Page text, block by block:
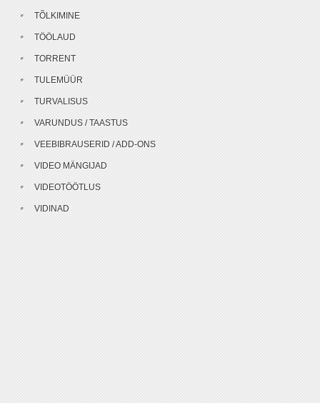
TÕLKIMINE
TÖÖLAUD
TORRENT
TULEMÜÜR
TURVALISUS
VARUNDUS / TAASTUS
VEEBIBRAUSERID / ADD-ONS
VIDEO MÄNGIJAD
VIDEOTÖÖTLUS
VIDINAD